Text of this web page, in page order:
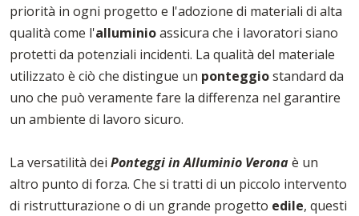
priorità in ogni progetto e l'adozione di materiali di alta
qualità come l'alluminioassicura che i lavoratori siano
protetti da potenziali incidenti. La qualità del materiale
utilizzato è ciò che distingue un ponteggiostandard da
uno che può veramente fare la differenza nel garantire
un ambiente di lavoro sicuro.
La versatilità dei Ponteggi in Alluminio Veronaè un
altro punto di forza. Che si tratti di un piccolo intervento
di ristrutturazione o di un grande progetto edile, questi